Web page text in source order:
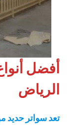
أفضل
الرياض
تعد سواتر حديد